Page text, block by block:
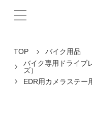
TOP
バイク用品
バイク専用ドライブ
ズ）
EDR用カメラステー